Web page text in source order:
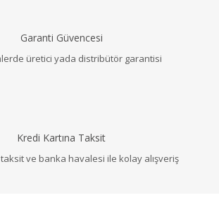
Garanti Güvencesi
üretici yada distribütör garantisi
Kredi Kartına Taksit
ve banka havalesi ile kolay alışveriş